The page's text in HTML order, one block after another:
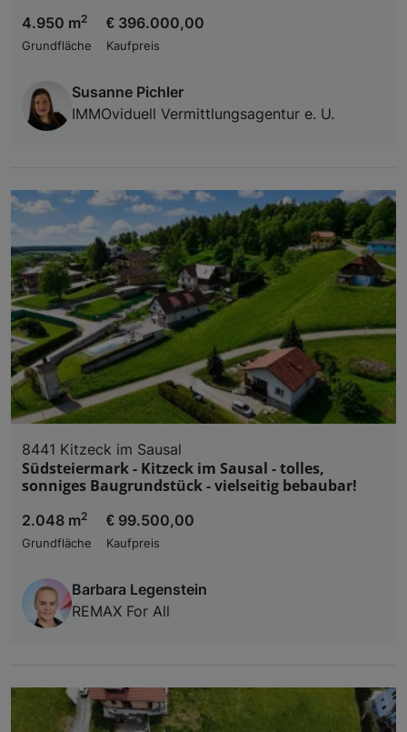
4.950 m2
Grundfläche
€ 396.000,00
Kaufpreis
Susanne Pichler
IMMOviduell Vermittlungsagentur e. U.
8441 Kitzeck im Sausal
Südsteiermark - Kitzeck im Sausal - tolles,
sonniges Baugrundstück - vielseitig bebaubar!
2.048 m2
Grundfläche
€ 99.500,00
Kaufpreis
Barbara Legenstein
REMAX For All